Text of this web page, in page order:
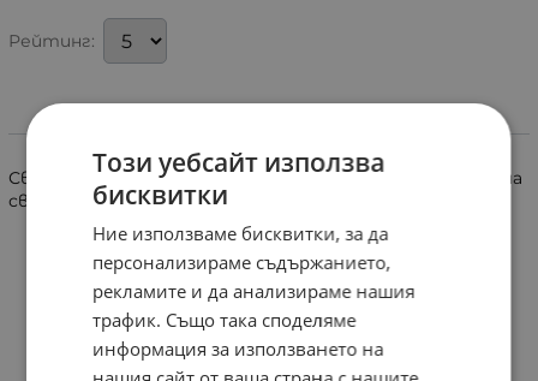
Рейтинг:
Светодиодна крушка 12V. Размер B8.5D. Зелена дифузна
светлина. За табло . Опаковка 10бр.
Този уебсайт използва
бисквитки
Ние използваме бисквитки, за да
персонализираме съдържанието,
рекламите и да анализираме нашия
трафик. Също така споделяме
информация за използването на